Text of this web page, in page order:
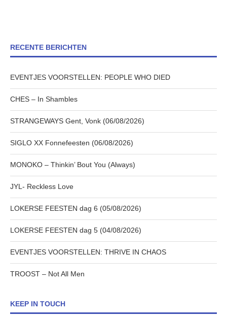
RECENTE BERICHTEN
EVENTJES VOORSTELLEN: PEOPLE WHO DIED
CHES – In Shambles
STRANGEWAYS Gent, Vonk (06/08/2026)
SIGLO XX Fonnefeesten (06/08/2026)
MONOKO – Thinkin’ Bout You (Always)
JYL- Reckless Love
LOKERSE FEESTEN dag 6 (05/08/2026)
LOKERSE FEESTEN dag 5 (04/08/2026)
EVENTJES VOORSTELLEN: THRIVE IN CHAOS
TROOST – Not All Men
KEEP IN TOUCH